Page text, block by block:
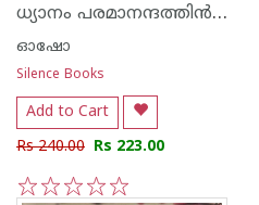
ധ്യാനം പരമാനന്ദത്തി‌ന്‍ കല
ഓഷോ
Silence Books
Add to Cart
Rs 240.00 Rs 223.00